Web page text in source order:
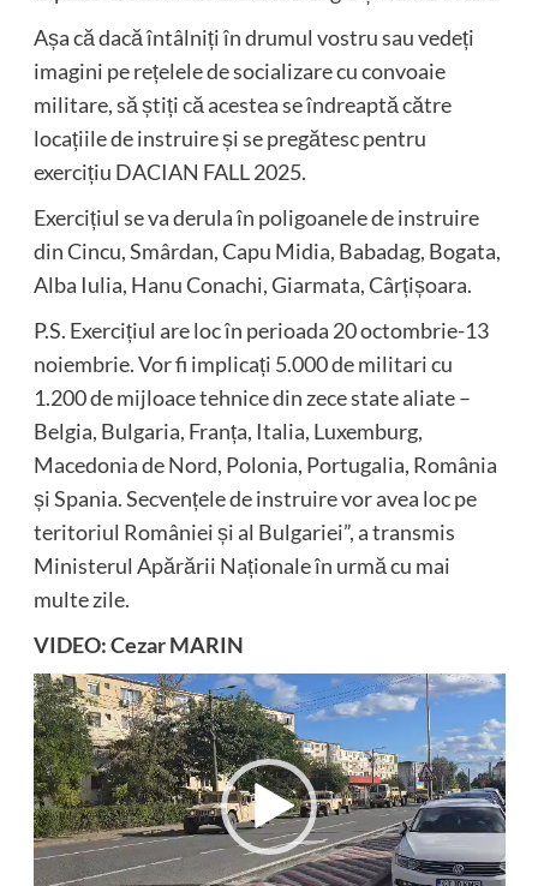
Așa că dacă întâlniți în drumul vostru sau vedeți
imagini pe rețelele de socializare cu convoaie
militare, să știți că acestea se îndreaptă către
locațiile de instruire și se pregătesc pentru
exercițiu DACIAN FALL 2025.
Exercițiul se va derula în poligoanele de instruire
din Cincu, Smârdan, Capu Midia, Babadag, Bogata,
Alba Iulia, Hanu Conachi, Giarmata, Cârțișoara.
P.S. Exercițiul are loc în perioada 20 octombrie-13
noiembrie. Vor fi implicați 5.000 de militari cu
1.200 de mijloace tehnice din zece state aliate –
Belgia, Bulgaria, Franța, Italia, Luxemburg,
Macedonia de Nord, Polonia, Portugalia, România
și Spania. Secvențele de instruire vor avea loc pe
teritoriul României și al Bulgariei”, a transmis
Ministerul Apărării Naționale în urmă cu mai
multe zile.
VIDEO: Cezar MARIN
Player
video